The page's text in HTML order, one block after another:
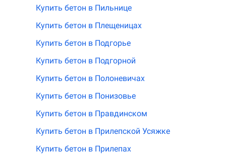
Купить бетон в Пильнице
Купить бетон в Плещеницах
Купить бетон в Подгорье
Купить бетон в Подгорной
Купить бетон в Полоневичах
Купить бетон в Понизовье
Купить бетон в Правдинском
Купить бетон в Прилепской Усяжке
Купить бетон в Прилепах